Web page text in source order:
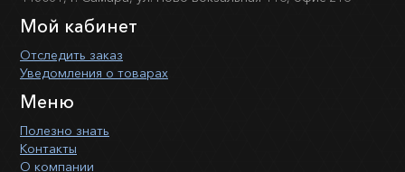
Мой кабинет
Отследить заказ
Уведомления о товарах
Меню
Полезно знать
Контакты
О компании